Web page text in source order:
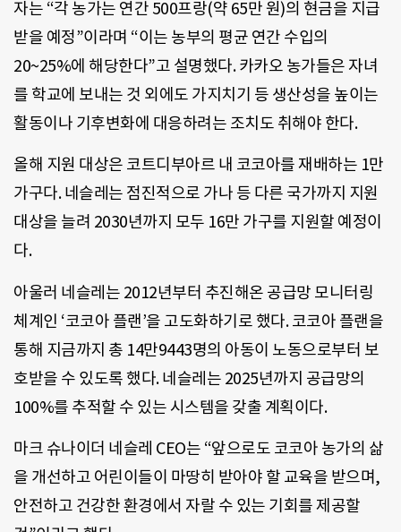
자는 “각 농가는 연간 500프랑(약 65만 원)의 현금을 지급
받을 예정”이라며 “이는 농부의 평균 연간 수입의
20~25%에 해당한다”고 설명했다. 카카오 농가들은 자녀
를 학교에 보내는 것 외에도 가지치기 등 생산성을 높이는
활동이나 기후변화에 대응하려는 조치도 취해야 한다.
올해 지원 대상은 코트디부아르 내 코코아를 재배하는 1만
가구다. 네슬레는 점진적으로 가나 등 다른 국가까지 지원
대상을 늘려 2030년까지 모두 16만 가구를 지원할 예정이
다.
아울러 네슬레는 2012년부터 추진해온 공급망 모니터링
체계인 ‘코코아 플랜’을 고도화하기로 했다. 코코아 플랜을
통해 지금까지 총 14만9443명의 아동이 노동으로부터 보
호받을 수 있도록 했다. 네슬레는 2025년까지 공급망의
100%를 추적할 수 있는 시스템을 갖출 계획이다.
마크 슈나이더 네슬레 CEO는 “앞으로도 코코아 농가의 삶
을 개선하고 어린이들이 마땅히 받아야 할 교육을 받으며,
안전하고 건강한 환경에서 자랄 수 있는 기회를 제공할